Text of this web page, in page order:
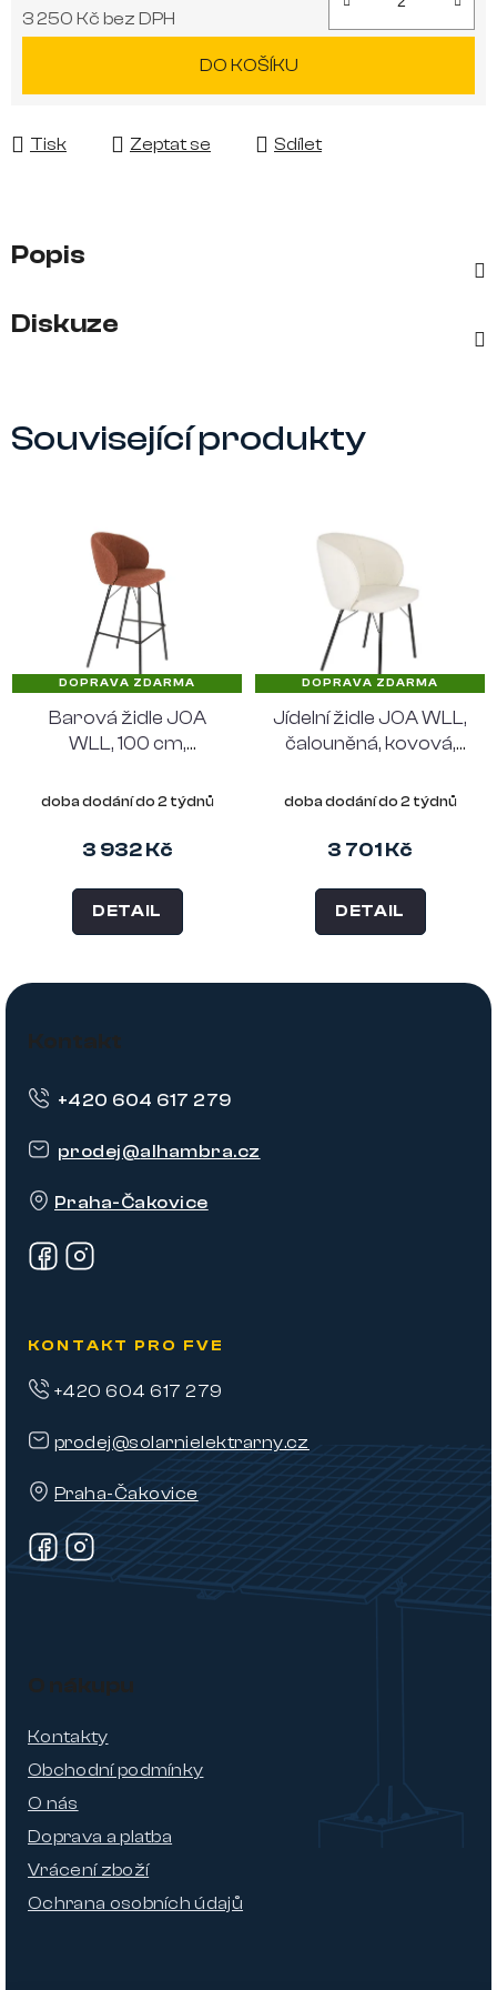
3 250 Kč bez DPH
DO KOŠÍKU
Tisk Zeptat se Sdílet
Popis
Diskuze
Související produkty
DOPRAVA ZDARMA
Barová židle JOA
WLL, 100 cm,
hnědá
doba dodání do 2 týdnů
3 932 Kč
DETAIL
DOPRAVA ZDARMA
Jídelní židle JOA WLL,
čalouněná, kovová,
doba dodání do 2 týdnů
3 701 Kč
DETAIL
Z
Kontakt
prodej@alhambra.cz
Praha-Čakovice
+420 604 617 279
KONTAKT PRO FVE
prodej@solarnielektrarny.cz
Praha-Čakovice
+420 604 617 279
O nákupu
Kontakty
Obchodní podmínky
O nás
Doprava a platba
Vrácení zboží
Ochrana osobních údajů